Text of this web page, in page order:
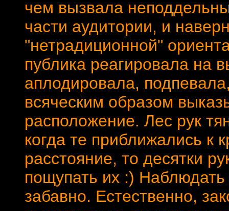
чем вызвала
части аудитории, и
"нетрадиционной"
публика реагировала на
аплодировала,
всяческим образом
расположение. Лес рук
когда те приближались к
расстояние, то десятки
пощупать их :)
забавно. Естественно,